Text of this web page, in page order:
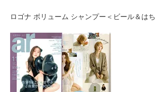
ロゴナ ボリューム シャンプー＜ビール＆は